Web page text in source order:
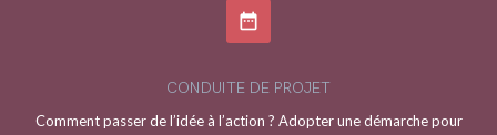
date_range
CONDUITE DE PROJET
Comment passer de l’idée à l’action ? Adopter une démarche pour